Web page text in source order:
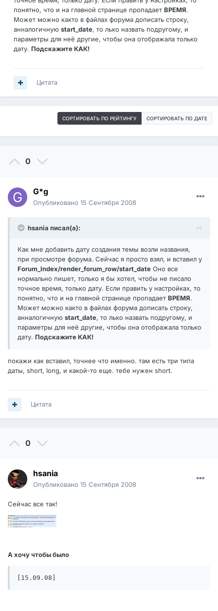
понятно, что и на главной странице пропадает ВРЕМЯ.
Может можно както в файлах форума дописать строку,
анналогичную start_date, то лько назвать подругому, и
параметры для неё другие, чтобы она отображала только
дату. Подскажите КАК!
Цитата
СОРТИРОВАТЬ ПО РЕЙТИНГУ СОРТИРОВАТЬ ПО ДАТЕ
0
G*g
Опубликовано 15 Сентября 2008
hsania писал(а):
Как мне добавить дату создания темы возли названия,
при просмотре форума. Сейчас я просто взял, и вставил у
Forum_Index/render_forum_row/start_date Оно все
нормально пишет, только я бы хотел, чтобы не писало
точное время, только дату. Если править у настройках, то
понятно, что и на главной странице пропадает ВРЕМЯ.
Может можно както в файлах форума дописать строку,
анналогичную start_date, то лько назвать подругому, и
параметры для неё другие, чтобы она отображала только
дату. Подскажите КАК!
покажи как вставил, точнее что именно. там есть три типа
даты, short, long, и какой-то еще. тебе нужен short.
Цитата
0
hsania
Опубликовано 15 Сентября 2008
Сейчас все так!
А хочу чтобы было
[15.09.08]